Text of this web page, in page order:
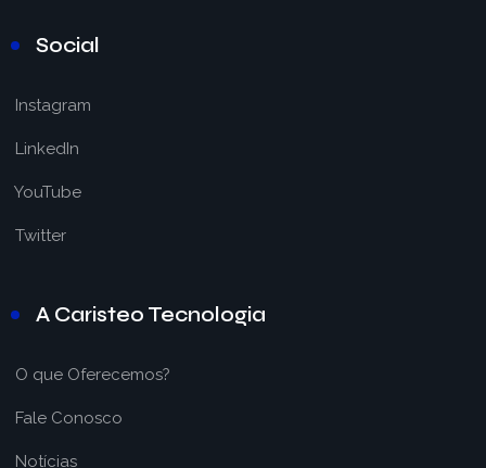
Social
Instagram
LinkedIn
YouTube
Twitter
A Caristeo Tecnologia
O que Oferecemos?
Fale Conosco
Notícias